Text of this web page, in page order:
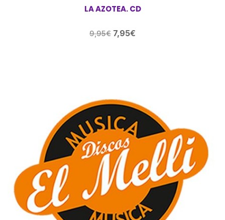
LA AZOTEA. CD
9,95€ El
7,95€